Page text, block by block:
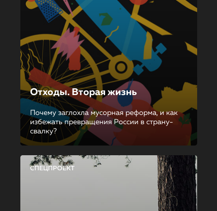
Отходы. Вторая жизнь
Почему заглохла мусорная реформа, и как
избежать превращения России в страну-
свалку?
СПЕЦПРОЕКТ